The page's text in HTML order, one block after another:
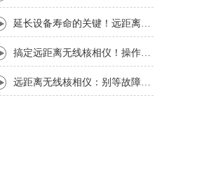
延长设备寿命的关键！远距离无线核相仪的保养细节，资深运维都在悄悄用
搞定远距离无线核相仪！操作步骤全梳理，每一步都讲透
远距离无线核相仪：别等故障才重视！这份维护保养指南请收好